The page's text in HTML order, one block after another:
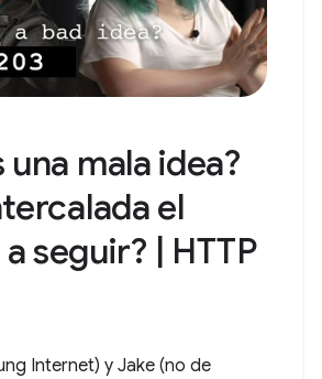
una mala idea?
el
seguir? | HTTP
Internet) y Jake (no de